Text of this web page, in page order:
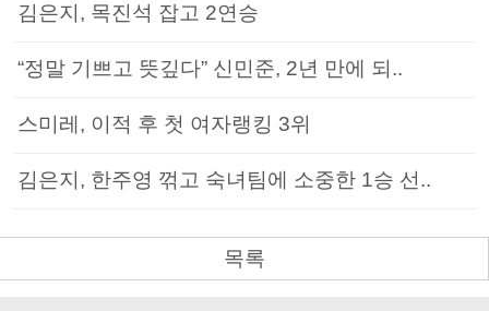
김은지, 목진석 잡고 2연승
“정말 기쁘고 뜻깊다” 신민준, 2년 만에 되..
스미레, 이적 후 첫 여자랭킹 3위
김은지, 한주영 꺾고 숙녀팀에 소중한 1승 선..
목록